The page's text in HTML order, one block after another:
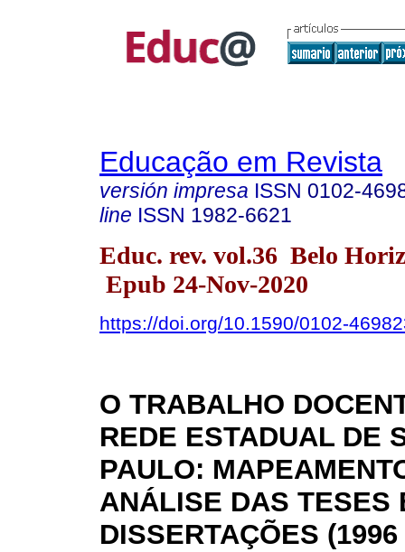
Educação em Revista
versión impresa ISSN 0102-
line ISSN 1982-6621
Educ. rev. vol.36 Belo
Epub 24-Nov-2020
https://doi.org/10.1590/0102-
O TRABALHO
REDE ESTADUAL DE
PAULO:
ANÁLISE DAS TESES
DISSERTAÇÕES